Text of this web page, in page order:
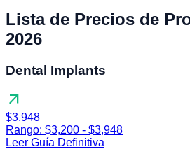
Lista de Precios de
2026
Dental Implants
arrow_outward
$3,948
Rango: $3,200 - $3,948
Leer Guía Definitiva